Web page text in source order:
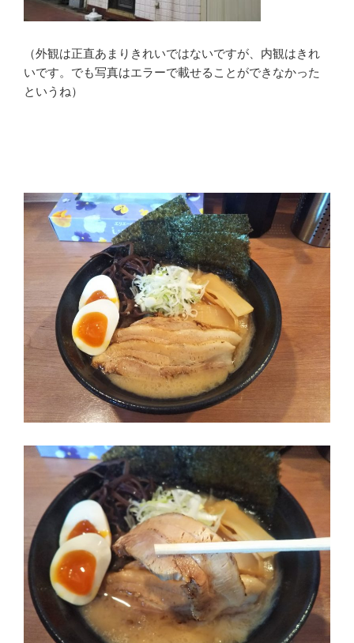
（外観は正直あまりきれいではないですが、内観はきれ
いです。でも写真はエラーで載せることができなかった
というね）